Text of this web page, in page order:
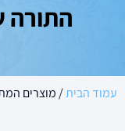
התורה
עמוד הבית/ מוצרים